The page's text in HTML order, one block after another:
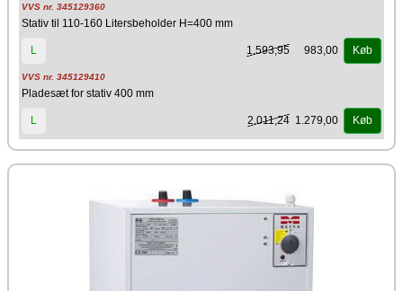
VVS nr. 345129360
Stativ til 110-160 Litersbeholder H=400 mm
L 1.593,95 983,00 Køb
VVS nr. 345129410
Pladesæt for stativ 400 mm
L 2.011,24 1.279,00 Køb